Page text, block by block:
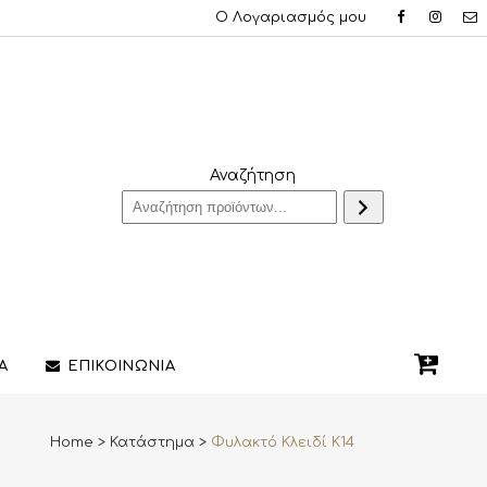
Ο Λογαριασμός μου
Αναζήτηση
ΕΠΙΚΟΙΝΩΝΙΑ
Home > Κατάστημα > Φυλακτό Κλειδί K14